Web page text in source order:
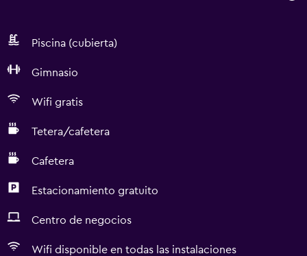
Piscina (cubierta)
Gimnasio
Wifi gratis
Tetera/cafetera
Cafetera
Estacionamiento gratuito
Centro de negocios
Wifi disponible en todas las instalaciones